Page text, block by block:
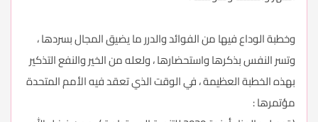
وخطبة الوداع فيها من الفوائد والدرر ما يضيق المجال بسردها ،
وتسر النفس بذكرها واستحضارها ، ولعله من الخير والنفع التذكير
بهذه الخطبة العظيمة ، في الوقت الذي تعقد فيه الأمم المتحدة
مؤتمرها :